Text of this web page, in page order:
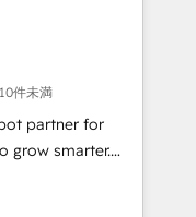
Impact
Impact
🏆2019
🏆2019
Award 🏆
Award 🏆2017
Year 🏆2016
件未満
partner for
grow smarter.
and